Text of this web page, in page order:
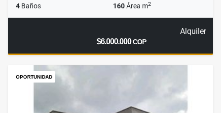
4 Baños 160Área m2
Alquiler
$6.000.000COP
OPORTUNIDAD